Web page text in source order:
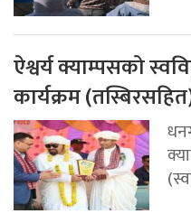
ऐश्वर्य क्याम्पसको
कार्यक्रम